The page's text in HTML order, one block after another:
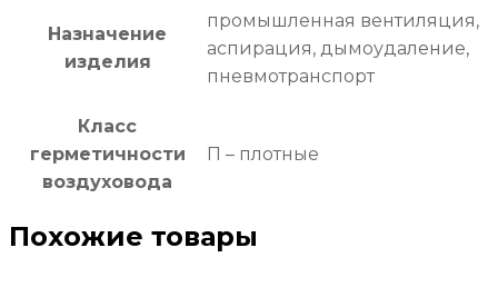
Назначение
изделия
промышленная вентиляция,
аспирация, дымоудаление,
пневмотранспорт
Класс
герметичности
воздуховода
П – плотные
Похожие товары